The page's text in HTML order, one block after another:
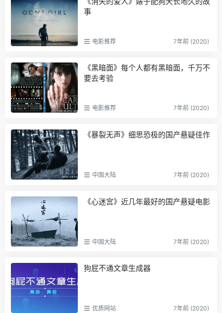
事
电影推荐 7年前 (2020)
《黑暗面》每个人都有黑暗面，千万不
要去考验
电影推荐 7年前 (2020)
《暴裂无声》细思恐极的国产悬疑佳作
中国大陆 7年前 (2020)
《心迷宫》近几年最好的国产悬疑电影
中国大陆 7年前 (2020)
狗屁不通文章生成器
优质网站 7年前 (2020)